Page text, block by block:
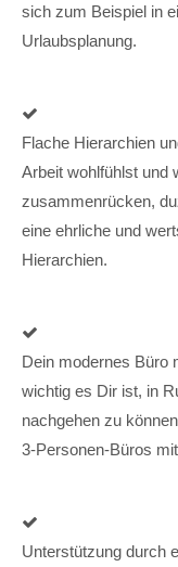
sich zum Beispiel in
Urlaubsplanung.
Flache Hierarchien
Arbeit wohlfühlst und
zusammenrücken,
eine ehrliche und
Hierarchien.
Dein modernes Büro
wichtig es Dir ist, in
nachgehen zu
3-Personen-Büros
Unterstützung durch